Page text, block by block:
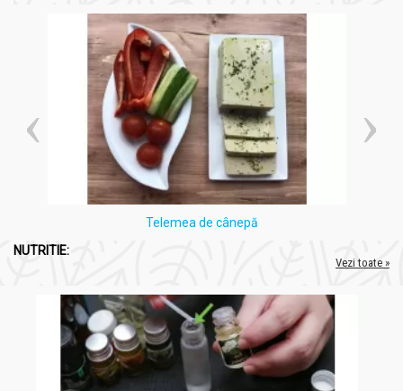
noduli tiroidieni
noduli mamari
prostată
dureri articulare.
Argila este foarte benefică pentru femeile însărcinate.
O porție de 2 kg este suficientă pentru cura de bază timp de 3
săptamâni și pentru cura de întreținere de 6 luni.
Precauții, atenționări și sfaturi:
Argila Bocan 200g - ALGO
Argila nu are nici un efect secundar, deci nu poate face nici un
Ca orice cură naturală, poate provoca ca o aparentă
deteriorare a stări generale a organismului în prima fază (7-10
zile), ca urmare a eliminării toxinelor din organism.
Dacă în primele zile de tratament urina și scaunul vor prezenta
modificări (miros urat, ușoară constipație sau diaree, urină cu
Telemea de cânepă
NUTRITIE:
Vezi toate »